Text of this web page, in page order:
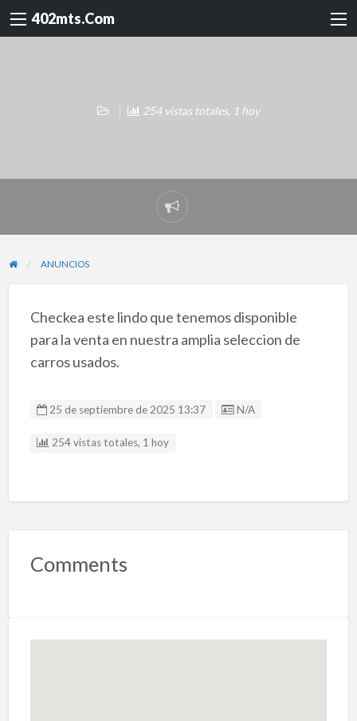
402mts.Com
254 vistas totales, 1 hoy
Reportar
problema
ANUNCIOS
Checkea este lindo que tenemos disponible
para la venta en nuestra amplia seleccion de
carros usados.
25 de septiembre de 2025 13:37 Listing ID
N/A
254 vistas totales, 1 hoy
Comments